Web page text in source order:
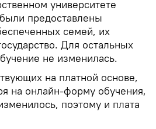
университете
предоставлены
семей, их
Для остальных
не изменилась.
на платной основе,
на онлайн-форму обучения,
поэтому и плата